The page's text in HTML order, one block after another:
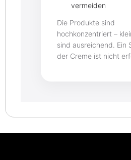
vermeiden
Die Produkte sind
hochkonzentriert –
sind ausreichend. Ein
der Creme ist nicht